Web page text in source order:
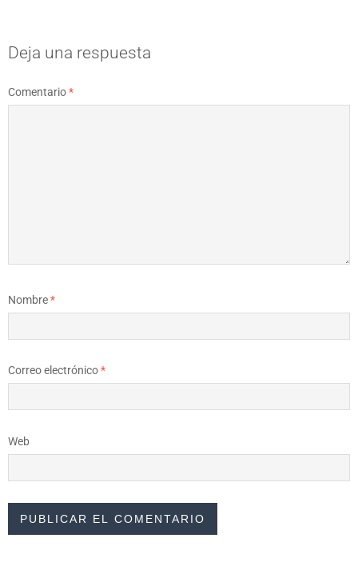
Deja una respuesta
Comentario*
Nombre*
Correo electrónico*
Web